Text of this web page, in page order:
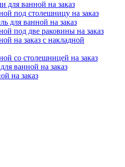
для ванной на заказ
под столешницу на заказ
для ванной на заказ
под две раковины на заказ
на заказ с накладной
со столешницей на заказ
ванной на заказ
на заказ